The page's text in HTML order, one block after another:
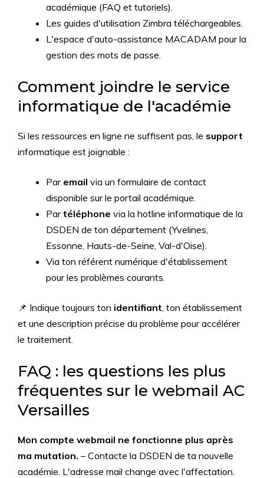
académique (FAQ et tutoriels).
Les guides d'utilisation Zimbra téléchargeables.
L'espace d'auto-assistance MACADAM pour la
gestion des mots de passe.
Comment joindre le service
informatique de l'académie
Si les ressources en ligne ne suffisent pas, le support
informatique est joignable :
Par email via un formulaire de contact
disponible sur le portail académique.
Partéléphone via la hotline informatique de la
DSDEN de ton département (Yvelines,
Essonne, Hauts-de-Seine, Val-d'Oise).
Via ton référent numérique d'établissement
pour les problèmes courants.
📌 Indique toujours ton identifiant , ton établissement
et une description précise du problème pour accélérer
le traitement.
FAQ : les questions les plus
fréquentes sur le webmail AC
Versailles
Mon compte webmail ne fonctionne plus après
ma mutation. – Contacte la DSDEN de ta nouvelle
académie. L'adresse mail change avec l'affectation.